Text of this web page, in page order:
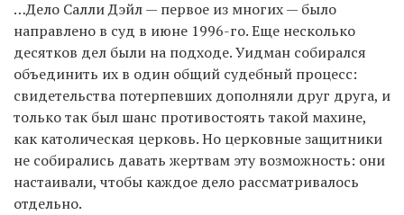
…Дело Салли Дэйл — первое из многих — было
направлено в суд в июне 1996-го. Еще несколько
десятков дел были на подходе. Уидман собирался
объединить их в один общий судебный процесс:
свидетельства потерпевших дополняли друг друга, и
только так был шанс противостоять такой махине,
как католическая церковь. Но церковные защитники
не собирались давать жертвам эту возможность: они
настаивали, чтобы каждое дело рассматривалось
отдельно.